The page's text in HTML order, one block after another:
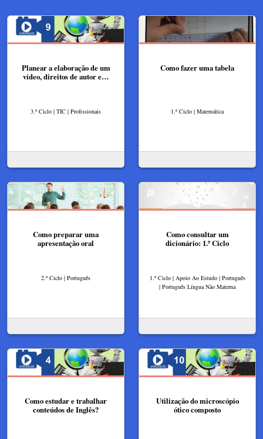
Planear a elaboração de um
vídeo, direitos de autor e…
3.º Ciclo | TIC | Profissionais
Como fazer uma tabela
1.º Ciclo | Matemática
Como preparar uma
apresentação oral
2.º Ciclo | Português
Como consultar um
dicionário: 1.º Ciclo
1.º Ciclo | Apoio Ao Estudo | Português
| Português Língua Não Materna
Como estudar e trabalhar
conteúdos de Inglês?
Utilização do microscópio
ótico composto